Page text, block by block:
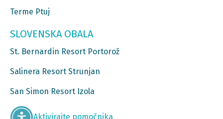
Terme Ptuj
SLOVENSKA OBALA
St. Bernardin Resort Portorož
Salinera Resort Strunjan
San Simon Resort Izola
Aktivirajte pomočnika